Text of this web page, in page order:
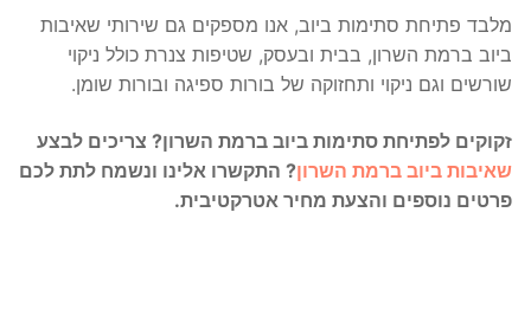
מלבד פתיחת סתימות ביוב, אנו מספקים גם שירותי שאיבות
ביוב ברמת השרון, בבית ובעסק, שטיפות צנרת כולל ניקוי
שורשים וגם ניקוי ותחזוקה של בורות ספיגה ובורות שומן.
זקוקים לפתיחת סתימות ביוב ברמת השרון? צריכים לבצע
שאיבות ביוב ברמת השרון? התקשרו אלינו ונשמח לתת לכם
פרטים נוספים והצעת מחיר אטרקטיבית.